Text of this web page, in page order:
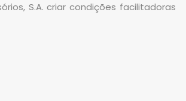
S.A. criar condições facilitadoras